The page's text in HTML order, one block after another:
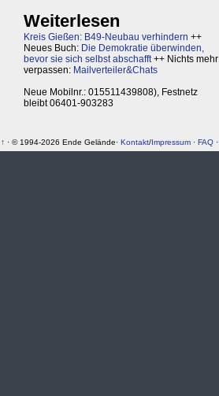
Weiterlesen
Kreis Gießen: B49-Neubau verhindern ++
Neues Buch: Die Demokratie überwinden,
bevor sie sich selbst abschafft++ Nichts mehr
verpassen: Mailverteiler&Chats
Neue Mobilnr.: 015511439808), Festnetz
bleibt 06401-903283
↑ · © 1994-2026 Ende Gelände· Kontakt/Impressum · FAQ ·